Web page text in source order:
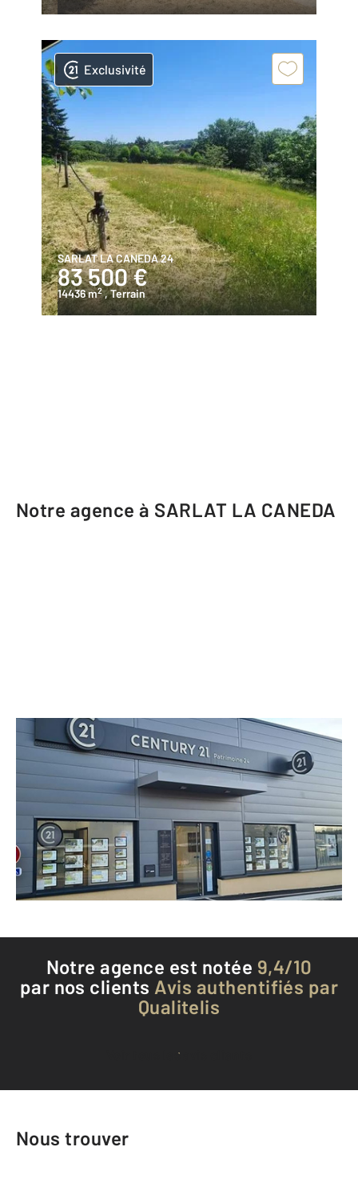
Exclusivité
SARLAT LA CANEDA 24
83 500 €
14436 m2 , Terrain
Notre agence à SARLAT LA CANEDA
CENTURY 21 Patrimoine 24
844 avenue Simone Veil
SARLAT LA CANEDA - 24200
Envoyer un message
Téléphoner à l'agence
Notre agence est notée 9,4/10
par nos clients Avis authentifiés par
Qualitelis
Voir tous les avis clients
Nous trouver